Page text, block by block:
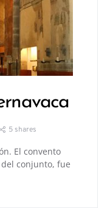
5 shares
El convento
conjunto, fue